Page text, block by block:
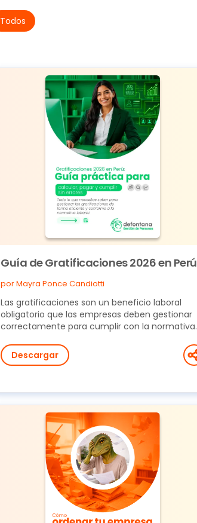
Todos
Guía de Gratificaciones 2026 en Perú
por Mayra Ponce Candiotti
Las gratificaciones son un beneficio laboral
obligatorio que las empresas deben gestionar
correctamente para cumplir con la normativa
Descargar